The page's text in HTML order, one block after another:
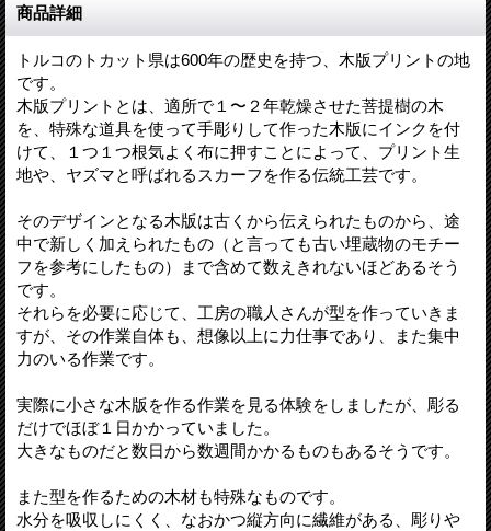
商品詳細
トルコのトカット県は600年の歴史を持つ、木版プリントの地
です。
木版プリントとは、適所で１〜２年乾燥させた菩提樹の木
を、特殊な道具を使って手彫りして作った木版にインクを付
けて、１つ１つ根気よく布に押すことによって、プリント生
地や、ヤズマと呼ばれるスカーフを作る伝統工芸です。
そのデザインとなる木版は古くから伝えられたものから、途
中で新しく加えられたもの（と言っても古い埋蔵物のモチー
フを参考にしたもの）まで含めて数えきれないほどあるそう
です。
それらを必要に応じて、工房の職人さんが型を作っていきま
すが、その作業自体も、想像以上に力仕事であり、また集中
力のいる作業です。
実際に小さな木版を作る作業を見る体験をしましたが、彫る
だけでほぼ１日かかっていました。
大きなものだと数日から数週間かかるものもあるそうです。
また型を作るための木材も特殊なものです。
水分を吸収しにくく、なおかつ縦方向に繊維がある、彫りや